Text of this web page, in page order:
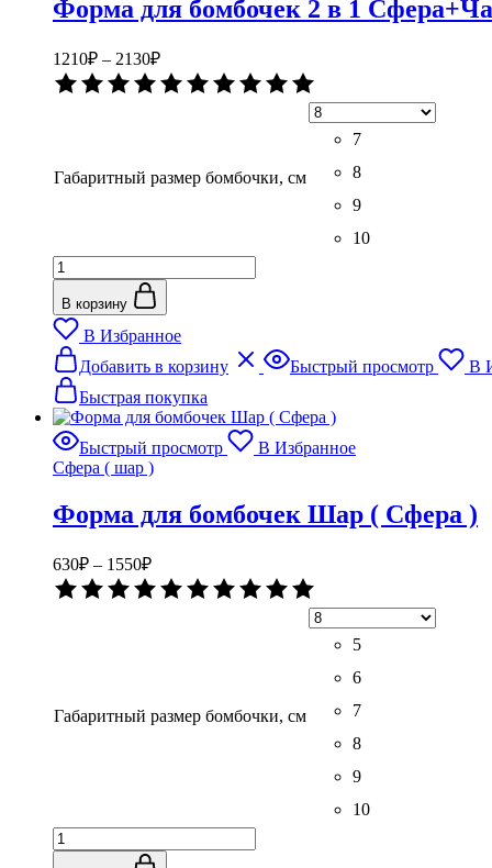
на
странице
Форма для бомбочек 2 в 1
1210₽ – 2130₽Диапазон
цен:
1210₽
0
из
Габаритный размер бомбочки, см
7
8
9
10
Количество
товара
Форма
для
бомбочек
2
в
1
Сфера+Чаша
В корзину
В Избранное
Добавить в корзину
Этот
товар
несколько
вариаций.
Опции
на
странице
Быстрый просмотр
В
Быстрая покупка
Быстрый просмотр
В Избранное
Сфера ( шар )
Форма для бомбочек Шар ( Сфера )
630₽ – 1550₽Диапазон
цен:
630₽
0
из
Габаритный размер бомбочки, см
5
6
7
8
9
10
Количество
товара